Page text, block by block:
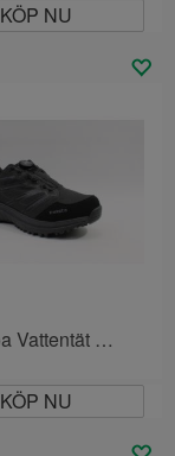
KÖP NU
River Boa Vattentät Walkingsko Herr
KÖP NU